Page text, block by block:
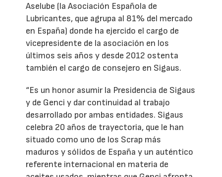
Aselube (la Asociación Española de
Lubricantes, que agrupa al 81% del mercado
en España) donde ha ejercido el cargo de
vicepresidente de la asociación en los
últimos seis años y desde 2012 ostenta
también el cargo de consejero en Sigaus.
“Es un honor asumir la Presidencia de Sigaus
y de Genci y dar continuidad al trabajo
desarrollado por ambas entidades. Sigaus
celebra 20 años de trayectoria, que le han
situado como uno de los Scrap más
maduros y sólidos de España y un auténtico
referente internacional en materia de